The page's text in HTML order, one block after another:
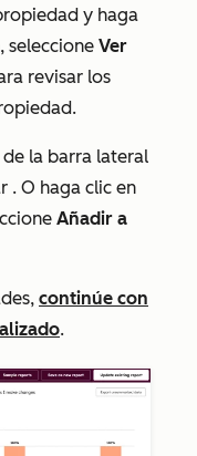
y haga
seleccione Ver
revisar los
de la barra lateral
. O haga clic en
Añadir a
continúe con
.